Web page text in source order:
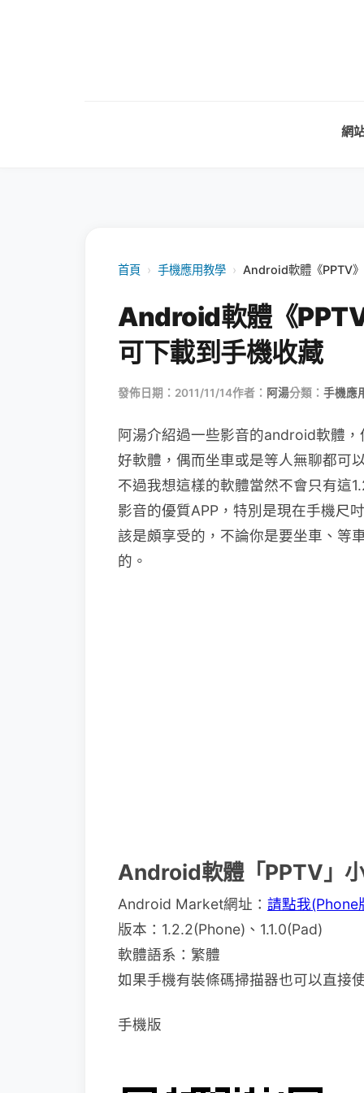
網
首頁 › 手機應用教學 › Android軟體《PPTV
Android軟體《
可下載到手機收藏
發佈日期：2011/11/14作者： 阿湯分類： 手機應
阿湯介紹過一些影音的android軟體，
好軟體，偶而坐車或是等人無聊都可
不過我想這樣的軟體當然不會只有這
影音的優質APP，特別是現在手機尺
該是頗享受的，不論你是要坐車、等
的。
Android軟體「PPTV」
Android Market網址： 請點我(Phone
版本：1.2.2(Phone)、1.1.0(Pad)
軟體語系：繁體
如果手機有裝條碼掃描器也可以直接
手機版